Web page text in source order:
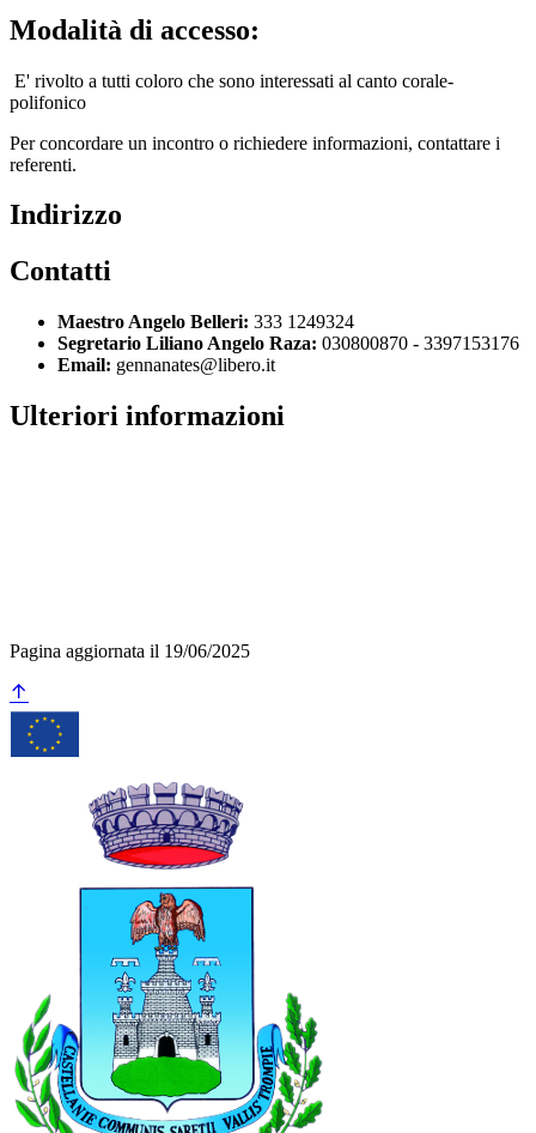
Modalità di accesso:
E' rivolto a tutti coloro che sono interessati al canto corale-
polifonico
Per concordare un incontro o richiedere informazioni, contattare i
referenti.
Indirizzo
Contatti
Maestro Angelo Belleri: 333 1249324
Segretario Liliano Angelo Raza: 030800870 - 3397153176
Email: gennanates@libero.it
Ulteriori informazioni
Pagina aggiornata il 19/06/2025